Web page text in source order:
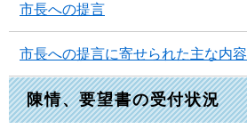
市長への提言
市長への提言に寄せられた主な内容
陳情、要望書の受付状況